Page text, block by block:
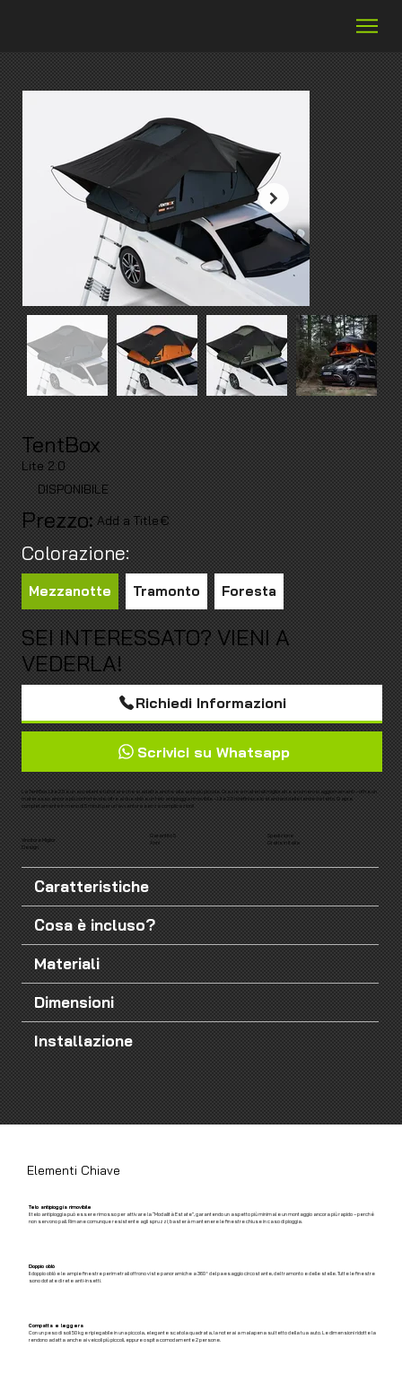
TentBox
Lite 2.0
DISPONIBILE
Prezzo: Add a Title€
Colorazione:
Mezzanotte Tramonto Foresta
SEI INTERESSATO?VIENI A
VEDERLA!
Richiedi Informazioni
Scrivici su Whatsapp
La TentBox Lite 2.0 è un eccellente tuttofare che si adatta anche alle auto più piccole. Grazie a materiali migliorati e a numerosi aggiornamenti – offre un
materasso ancora più confortevole, oltre ai due oblò e un telo antipioggia rimovibile – Lite 2.0 ridefinisce lo standard delle tende da tetto. Si apre
completamente in meno di 5 minuti per un’avventura senza complicazioni!
Vincitore Miglior
Design
Garantito 5
Anni
Spedizione
Gratis in Italia
Caratteristiche
Cosa è incluso?
Materiali
Dimensioni
Installazione
Elementi Chiave
Telo antipioggia rimovibile
Il telo antipioggia può essere rimosso per attivare la “Modalità Estate”, garantendo un aspetto più minimal e un montaggio ancora più rapido – perché
non servono pali. Rimane comunque resistente agli spruzzi; basterà mantenere le finestre chiuse in caso di pioggia.
Doppio oblò
Il doppio oblò e le ampie finestre perimetrali offrono viste panoramiche a 360° del paesaggio circostante, del tramonto e delle stelle. Tutte le finestre
sono dotate di rete anti-insetti.
Compatta e leggera
Con un peso di soli 50 kg e ripiegabile in una piccola, elegante scatola quadrata, la noterai a malapena sul tetto della tua auto. Le dimensioni ridotte la
rendono adatta anche ai veicoli più piccoli, eppure ospita comodamente 2 persone.